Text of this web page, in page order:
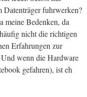
Datenträger fuhrwerken?
meine Bedenken, da
nicht die richtigen
Erfahrungen zur
wenn die Hardware
gefahren), ist eh